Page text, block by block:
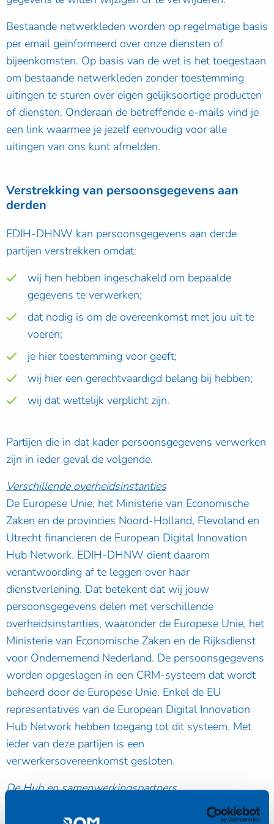
Bestaande netwerkleden worden op regelmatige basis
per email geïnformeerd over onze diensten of
bijeenkomsten. Op basis van de wet is het toegestaan
om bestaande netwerkleden zonder toestemming
uitingen te sturen over eigen gelijksoortige producten
of diensten. Onderaan de betreffende e-mails vind je
een link waarmee je jezelf eenvoudig voor alle
uitingen van ons kunt afmelden.
Verstrekking van persoonsgegevens aan
derden
EDIH-DHNW kan persoonsgegevens aan derde
partijen verstrekken omdat:
wij hen hebben ingeschakeld om bepaalde
gegevens te verwerken;
dat nodig is om de overeenkomst met jou uit te
voeren;
je hier toestemming voor geeft;
wij hier een gerechtvaardigd belang bij hebben;
wij dat wettelijk verplicht zijn.
Partijen die in dat kader persoonsgegevens verwerken
zijn in ieder geval de volgende.
Verschillende overheidsinstanties
De Europese Unie, het Ministerie van Economische
Zaken en de provincies Noord-Holland, Flevoland en
Utrecht financieren de European Digital Innovation
Hub Network. EDIH-DHNW dient daarom
verantwoording af te leggen over haar
dienstverlening. Dat betekent dat wij jouw
persoonsgegevens delen met verschillende
overheidsinstanties, waaronder de Europese Unie, het
Ministerie van Economische Zaken en de Rijksdienst
voor Ondernemend Nederland. De persoonsgegevens
worden opgeslagen in een CRM-systeem dat wordt
beheerd door de Europese Unie. Enkel de EU
representatives van de European Digital Innovation
Hub Network hebben toegang tot dit systeem. Met
ieder van deze partijen is een
verwerkersovereenkomst gesloten.
De Hub en samenwerkingspartners
Het Ministerie van Economische Zaken schrijft voor